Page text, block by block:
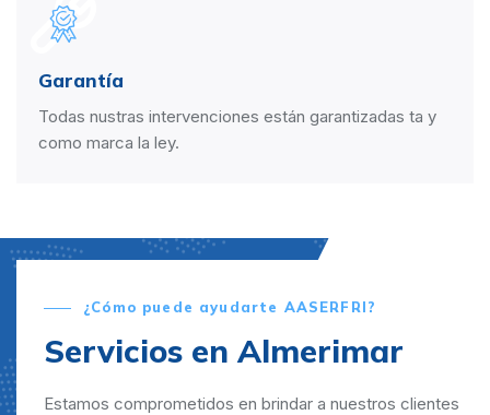
Garantía
Todas nustras intervenciones están garantizadas ta y
como marca la ley.
¿Cómo puede ayudarte AASERFRI?
Servicios en Almerimar
Estamos comprometidos en brindar a nuestros clientes